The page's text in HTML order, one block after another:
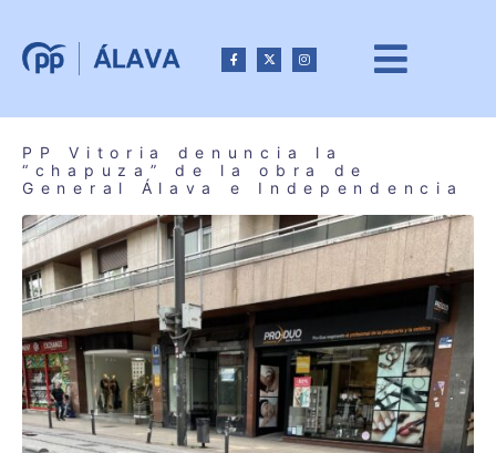
PP Vitoria denuncia la
“chapuza” de la obra de
General Álava e Independencia